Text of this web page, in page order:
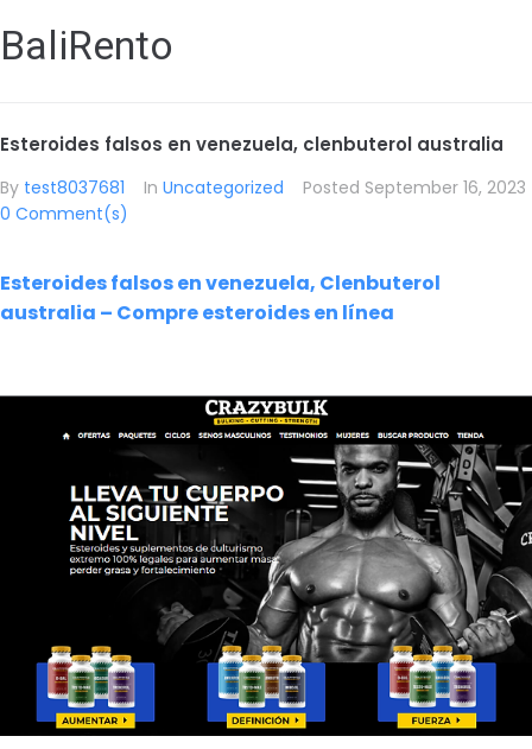
BaliRento
Esteroides falsos en venezuela, clenbuterol australia
By test8037681 In Uncategorized Posted September 16, 2023
0 Comment(s)
Esteroides falsos en venezuela, Clenbuterol
australia – Compre esteroides en línea